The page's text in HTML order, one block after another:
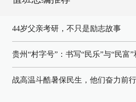
44岁父亲考研，不只是励志故事
贵州“村字号”：书写“民乐”与“民富
战高温斗酷暑保民生，他们奋力前行